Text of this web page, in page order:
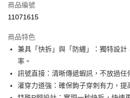
2.付款方式選擇「大哥付你分期」，訂單成立
流程，驗證手機門號後，選擇欲分期的期數、
4.訂單成立30分鐘內，如未前往確認交易或遇
消。如遇「轉專審核」未通過狀況，表示未
法說明評估內容。
【繳款方式說明】
1.分期款項不併入電信帳單，「大哥付你分期
醒簡訊。
相關說明
【關於「AFTEE先享後付」】
便利好安心！
２．便利：只要手機號碼，簡訊認證，即可
３．安心：先確認商品／服務後，再付款。
【「AFTEE先享後付」結帳流程】
１．於結帳方式選擇「AFTEE先享後付」後
結帳頁面，進行簡訊認證並確認金額後，即
貨到付款
運送方式
全家取貨付款
每筆NT$60，滿NT$1,200(含以上)免運
商品編號
11071615
商品特色
兼具「快拆」與「防纏」：獨特設
率。
訊號直接：清晰傳遞蝦訊，不放過任
灌穿力道強：確保鉤子穿刺有力，提